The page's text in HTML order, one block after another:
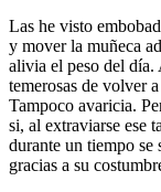
Las he visto
y mover la muñeca
alivia el peso del día.
temerosas de volver
Tampoco avaricia.
si, al extraviarse ese
durante un tiempo
gracias a su